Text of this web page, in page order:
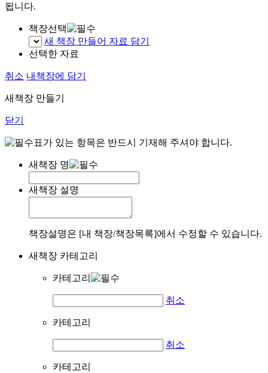
됩니다.
책장선택
새 책장 만들어 자료 담기
선택한 자료
취소 내책장에 담기
새책장 만들기
닫기
표가 있는 항목은 반드시 기재해 주셔야 합니다.
새책장 명
새책장 설명
책장설명은 [내 책장/책장목록]에서 수정할 수 있습니다.
새책장 카테고리
카테고리
취소
카테고리
취소
카테고리